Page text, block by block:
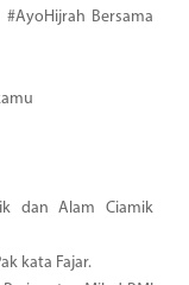
Bersama
dan Alam Ciamik
kata Fajar.